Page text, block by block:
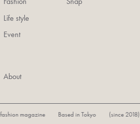
Life style
Event
About
magazine Based in Tokyo (since